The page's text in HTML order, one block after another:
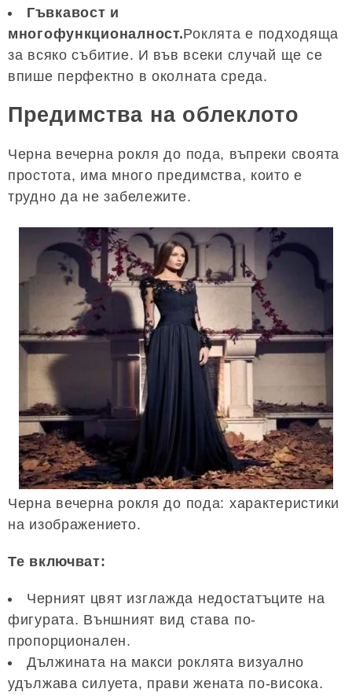
Гъвкавост и
многофункционалност.Роклята е подходяща
за всяко събитие. И във всеки случай ще се
впише перфектно в околната среда.
Предимства на облеклото
Черна вечерна рокля до пода, въпреки своята
простота, има много предимства, които е
трудно да не забележите.
Черна вечерна рокля до пода: характеристики
на изображението.
Те включват:
Черният цвят изглажда недостатъците на
фигурата. Външният вид става по-
пропорционален.
Дължината на макси роклята визуално
удължава силуета, прави жената по-висока.